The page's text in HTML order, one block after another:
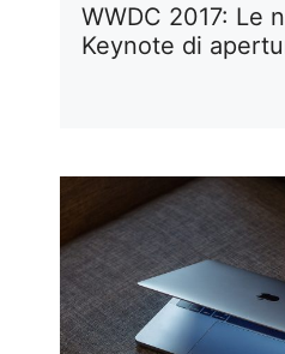
WWDC 2017: Le
Keynote di